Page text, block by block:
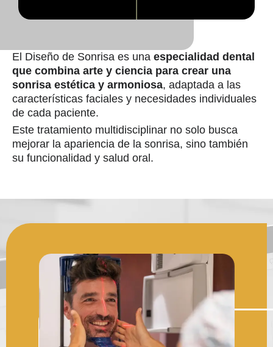
El Diseño de Sonrisa es una especialidad dental
que combina arte y ciencia para crear una
sonrisa estética y armoniosa, adaptada a las
características faciales y necesidades individuales
de cada paciente.
Este tratamiento multidisciplinar no solo busca
mejorar la apariencia de la sonrisa, sino también
su funcionalidad y salud oral.